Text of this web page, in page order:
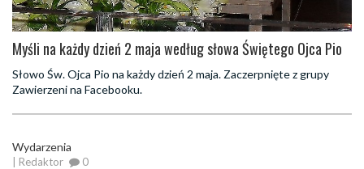
Myśli na każdy dzień 2 maja według słowa Świętego Ojca Pio
Słowo Św. Ojca Pio na każdy dzień 2 maja. Zaczerpnięte z grupy
Zawierzeni na Facebooku.
Wydarzenia
| Redaktor 0